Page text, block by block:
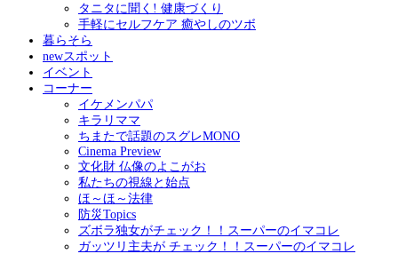
タニタに聞く! 健康づくり
手軽にセルフケア 癒やしのツボ
暮らそら
newスポット
イベント
コーナー
イケメンパパ
キラリママ
ちまたで話題のスグレMONO
Cinema Preview
文化財 仏像のよこがお
私たちの視線と始点
ほ～ほ～法律
防災Topics
ズボラ独女がチェック！！スーパーのイマコレ
ガッツリ主夫が チェック！！スーパーのイマコレ